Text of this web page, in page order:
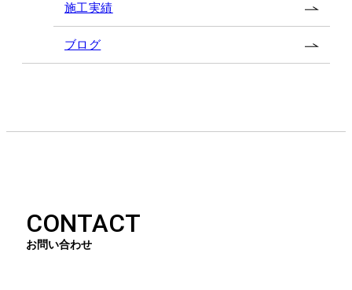
施工実績
ブログ
CONTACT
お問い合わせ